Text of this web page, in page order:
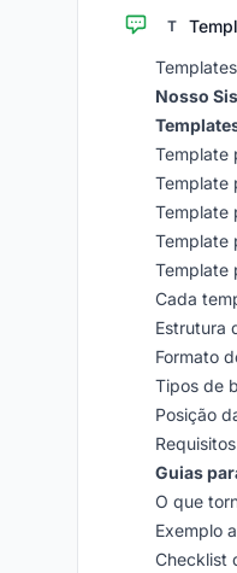
T
Nosso
Template
Template
Template
Template
Template
Cada
Estrutura
Formato
Tipos de
Posição
Guias
O que
Exemplo
Checklist